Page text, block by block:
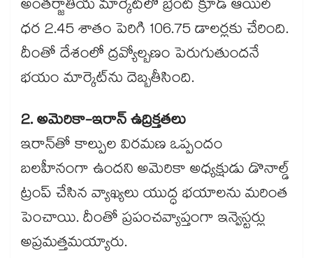
అంతర్జాతీయ మార్కెట్‌లో బ్రెంట్ క్రూడ్ ఆయిల్
ధర 2.45 శాతం పెరిగి 106.75 డాలర్లకు చేరింది.
దీంతో దేశంలో ద్రవ్యోల్బణం పెరుగుతుందనే
భయం మార్కెట్‌ను దెబ్బతీసింది.
2. అమెరికా-ఇరాన్ ఉద్రిక్తతలు
ఇరాన్‌తో కాల్పుల విరమణ ఒప్పందం
బలహీనంగా ఉందని అమెరికా అధ్యక్షుడు డొనాల్డ్
ట్రంప్ చేసిన వ్యాఖ్యలు యుద్ధ భయాలను మరింత
పెంచాయి. దీంతో ప్రపంచవ్యాప్తంగా ఇన్వెస్టర్లు
అప్రమత్తమయ్యారు.